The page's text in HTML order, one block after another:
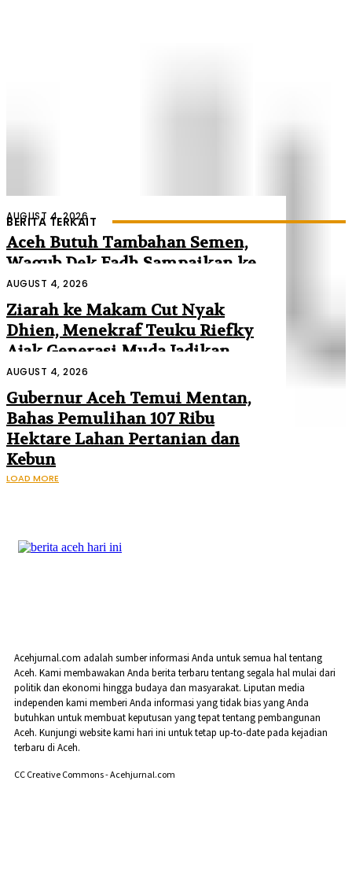
BERITA TERKAIT
AUGUST 4, 2026
Aceh Butuh Tambahan Semen,
Wagub Dek Fadh Sampaikan ke
Mendagri dan Danantara
AUGUST 4, 2026
Ziarah ke Makam Cut Nyak
Dhien, Menekraf Teuku Riefky
Ajak Generasi Muda Jadikan
Sejarah Inspirasi Masa Depan
AUGUST 4, 2026
Gubernur Aceh Temui Mentan,
Bahas Pemulihan 107 Ribu
Hektare Lahan Pertanian dan
Kebun
LOAD MORE
Acehjurnal.com adalah sumber informasi Anda untuk semua hal tentang
Aceh. Kami membawakan Anda berita terbaru tentang segala hal mulai dari
politik dan ekonomi hingga budaya dan masyarakat. Liputan media
independen kami memberi Anda informasi yang tidak bias yang Anda
butuhkan untuk membuat keputusan yang tepat tentang pembangunan
Aceh. Kunjungi website kami hari ini untuk tetap up-to-date pada kejadian
terbaru di Aceh.
CC Creative Commons - Acehjurnal.com